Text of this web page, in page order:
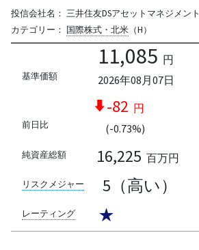
投信会社名： 三井住友DSアセットマネジメント
カテゴリー： 国際株式・北米（H）
基準価額
11,085 円
2026年08月07日
前日比
-82 円
(-0.73%)
純資産総額 16,225 百万円
リスクメジャー 5（高い）
レーティング ★